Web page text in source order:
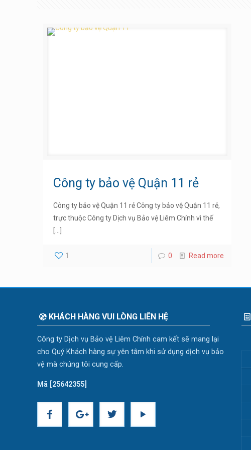
Công ty bảo vệ Quận 11 rẻ
Công ty bảo vệ Quận 11 rẻ Công ty bảo vệ Quận 11 rẻ,
trực thuộc Công ty Dịch vụ Bảo vệ Liêm Chính vì thế
1 0 Read more
KHÁCH HÀNG VUI LÒNG LIÊN HỆ
Công ty Dịch vụ Bảo vệ Liêm Chính cam kết sẽ mang lại
cho Quý Khách hàng sự yên tâm khi sử dụng dịch vụ bảo
vệ mà chúng tôi cung cấp.
Mã [25642355]